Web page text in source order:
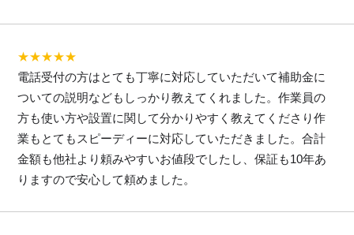
★★★★★
電話受付の方はとても丁寧に対応していただいて補助金に
ついての説明などもしっかり教えてくれました。作業員の
方も使い方や設置に関して分かりやすく教えてくださり作
業もとてもスピーディーに対応していただきました。合計
金額も他社より頼みやすいお値段でしたし、保証も10年あ
りますので安心して頼めました。